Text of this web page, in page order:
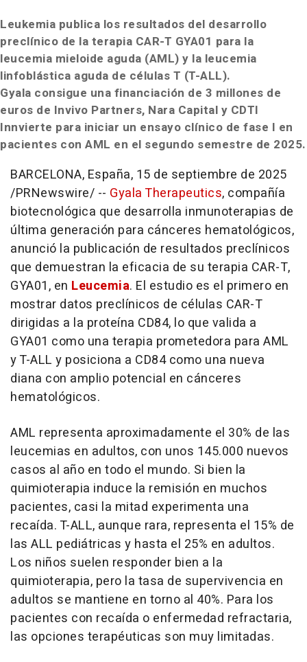
Leukemia publica los resultados del desarrollo
preclínico de la terapia CAR-T GYA01 para la
leucemia mieloide aguda (AML) y la leucemia
linfoblástica aguda de células T (T-ALL).
Gyala consigue una financiación de 3 millones de
euros de Invivo Partners, Nara Capital y CDTI
Innvierte para iniciar un ensayo clínico de fase I en
pacientes con AML en el segundo semestre de 2025.
BARCELONA, España, 15 de septiembre de 2025
/PRNewswire/ -- Gyala Therapeutics, compañía
biotecnológica que desarrolla inmunoterapias de
última generación para cánceres hematológicos,
anunció la publicación de resultados preclínicos
que demuestran la eficacia de su terapia CAR-T,
GYA01, en Leucemia. El estudio es el primero en
mostrar datos preclínicos de células CAR-T
dirigidas a la proteína CD84, lo que valida a
GYA01 como una terapia prometedora para AML
y T-ALL y posiciona a CD84 como una nueva
diana con amplio potencial en cánceres
hematológicos.
AML representa aproximadamente el 30% de las
leucemias en adultos, con unos 145.000 nuevos
casos al año en todo el mundo. Si bien la
quimioterapia induce la remisión en muchos
pacientes, casi la mitad experimenta una
recaída. T-ALL, aunque rara, representa el 15% de
las ALL pediátricas y hasta el 25% en adultos.
Los niños suelen responder bien a la
quimioterapia, pero la tasa de supervivencia en
adultos se mantiene en torno al 40%. Para los
pacientes con recaída o enfermedad refractaria,
las opciones terapéuticas son muy limitadas.